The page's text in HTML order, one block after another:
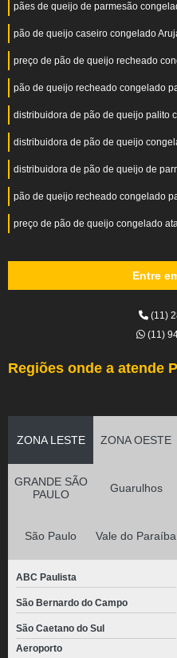
pães de queijo de parmesão
pão de queijo caseiro congelado
preço de pão de queijo recheado
pão de queijo recheado congelado
distribuidora de pão de queijo palito
distribuidora de pão de queijo
distribuidora de pão de queijo de
pão de queijo recheado congelado
preço de pão de queijo congelado
Entre
(11)
(11)
Regiões onde a atende
ZONA LESTE ZONA OESTE
GRANDE SÃO
PAULO
Guarulhos
São Paulo Vale do Paraíba
ABC Paulista
São Bernardo do Campo
São Caetano do Sul
Aeroporto